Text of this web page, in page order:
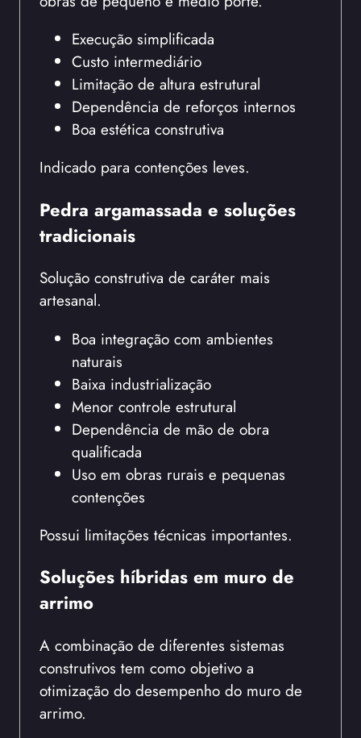
Execução simplificada
Custo intermediário
Limitação de altura estrutural
Dependência de reforços internos
Boa estética construtiva
Indicado para contenções leves.
Pedra argamassada e soluções
tradicionais
Solução construtiva de caráter mais
artesanal.
Boa integração com ambientes
naturais
Baixa industrialização
Menor controle estrutural
Dependência de mão de obra
qualificada
Uso em obras rurais e pequenas
contenções
Possui limitações técnicas importantes.
Soluções híbridas em muro de
arrimo
A combinação de diferentes sistemas
construtivos tem como objetivo a
otimização do desempenho do muro de
arrimo.